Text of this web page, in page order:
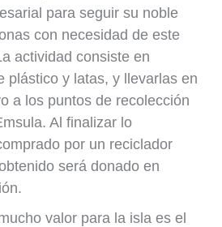
para seguir su noble
con necesidad de este
actividad consiste en
plástico y latas, y llevarlas en
a los puntos de recolección
Al finalizar lo
por un reciclador
será donado en
valor para la isla es el